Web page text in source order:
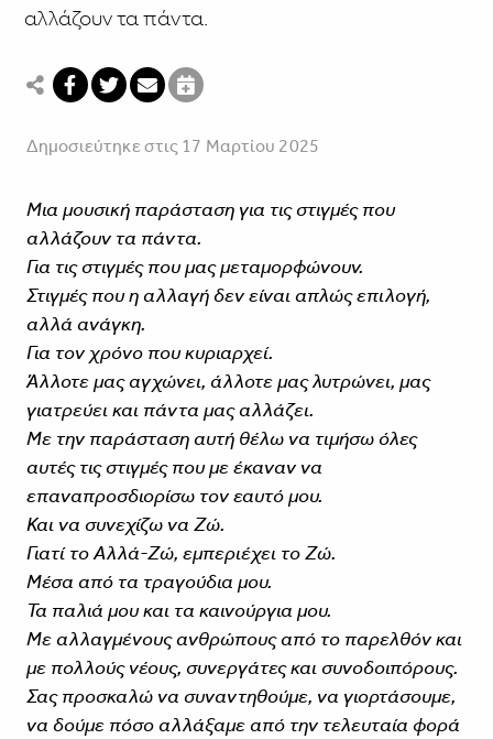
αλλάζουν τα πάντα.
Δημοσιεύτηκε στις 17 Μαρτίου 2025
Μια μουσική παράσταση για τις στιγμές που
αλλάζουν τα πάντα.
Για τις στιγμές που μας μεταμορφώνουν.
Στιγμές που η αλλαγή δεν είναι απλώς επιλογή,
αλλά ανάγκη.
Για τον χρόνο που κυριαρχεί.
Άλλοτε μας αγχώνει, άλλοτε μας λυτρώνει, μας
γιατρεύει και πάντα μας αλλάζει.
Με την παράσταση αυτή θέλω να τιμήσω όλες
αυτές τις στιγμές που με έκαναν να
επαναπροσδιορίσω τον εαυτό μου.
Και να συνεχίζω να Ζώ.
Γιατί το Αλλά-Ζώ, εμπεριέχει το Ζώ.
Μέσα από τα τραγούδια μου.
Τα παλιά μου και τα καινούργια μου.
Με αλλαγμένους ανθρώπους από το παρελθόν και
με πολλούς νέους, συνεργάτες και συνοδοιπόρους.
Σας προσκαλώ να συναντηθούμε, να γιορτάσουμε,
να δούμε πόσο αλλάξαμε από την τελευταία φορά